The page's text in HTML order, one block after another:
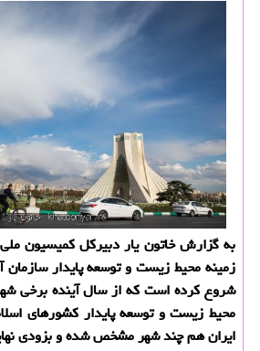
به گزارش خاتون یار دبیركل كمیسیون
زمینه محیط زیست و توسعه پایدار
شروع كرده است كه از سال آینده برخی
محیط زیست و توسعه پایدار كشورهای
ایران هم چند شهر مشخص شده و بزودی